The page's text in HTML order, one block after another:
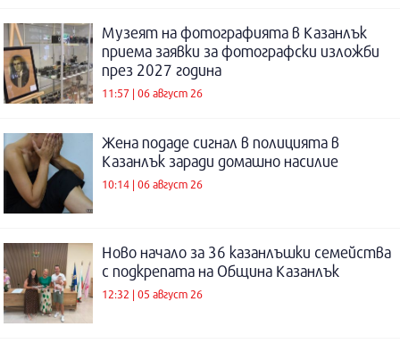
Музеят на фотографията в Казанлък
приема заявки за фотографски изложби
през 2027 година
11:57 | 06 август 26
Жена подаде сигнал в полицията в
Казанлък заради домашно насилие
10:14 | 06 август 26
Ново начало за 36 казанлъшки семейства
с подкрепата на Община Казанлък
12:32 | 05 август 26